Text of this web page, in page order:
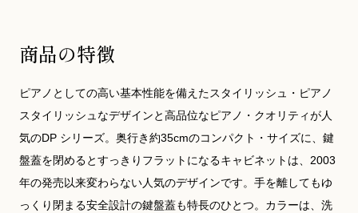
商品の特徴
ピアノとしての高い基本性能を備えたスタイリッシュ・ピアノ
スタイリッシュなデザインと高品位なピアノ・クオリティが人
気のDP シリーズ。奥行き約35cmのコンパクト・サイズに、鍵
盤蓋を閉めるとすっきりフラットになるキャビネットは、2003
年の発売以来変わらない人気のデザインです。手を離してもゆ
っくり閉まる安全設計の鍵盤蓋も特長のひとつ。カラーは、洗